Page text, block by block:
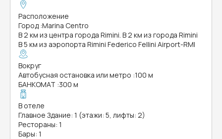
Расположение
Город :Marina Centro
В 2 км из центра города Rimini. В 2 км из города Rimini
В 5 км из аэропорта Rimini Federico Fellini Airport-RMI
Вокруг
Автобусная остановка или метро :100 м
БАНКОМАТ :300 м
В отеле
Главное Здание: 1 (этажи: 5, лифты: 2)
Рестораны: 1
Бары: 1